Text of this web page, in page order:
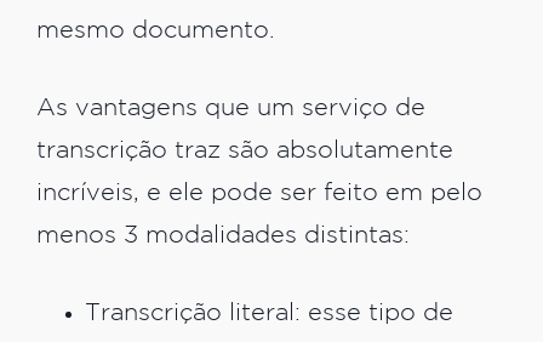
mesmo documento.
As vantagens que um serviço de
transcrição traz são absolutamente
incríveis, e ele pode ser feito em pelo
menos 3 modalidades distintas:
Transcrição literal: esse tipo de